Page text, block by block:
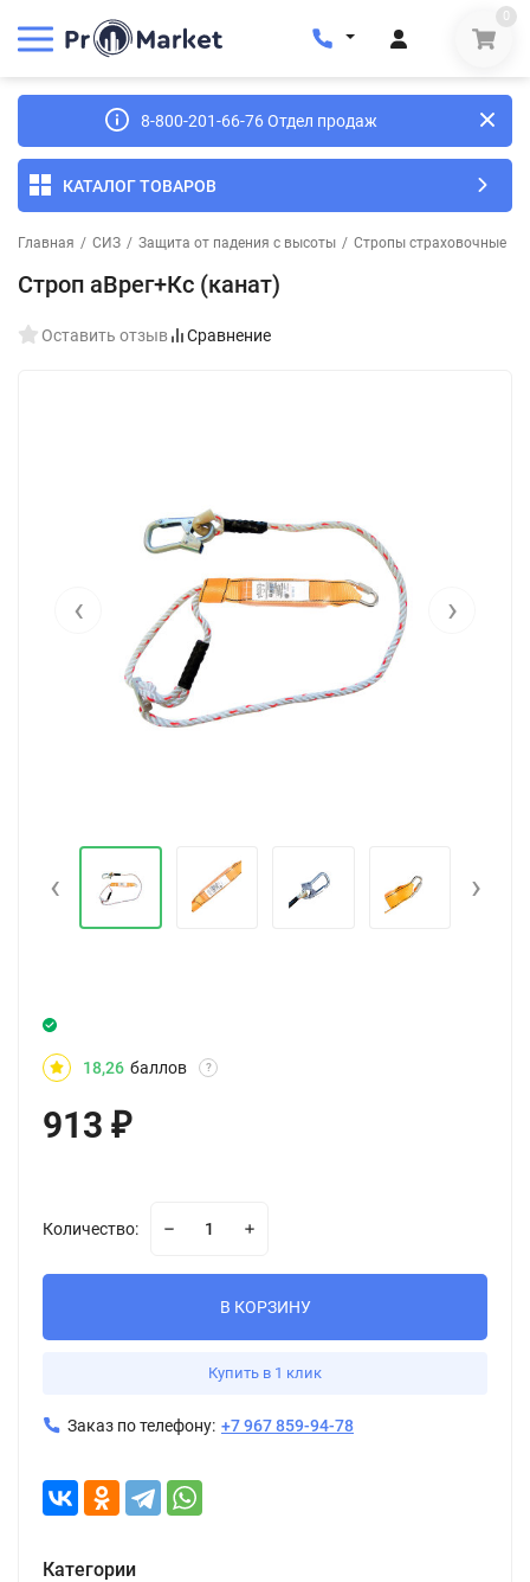
0
8-800-201-66-76 Отдел продаж
КАТАЛОГ ТОВАРОВ
Главная / СИЗ / Защита от падения с высоты / Стропы страховочные
Строп аВрег+Кс (канат)
Оставить отзыв Сравнение
‹ ›
‹ ›
18,26 баллов ?
913 ₽
Количество:
В КОРЗИНУ
Купить в 1 клик
Заказ по телефону: +7 967 859-94-78
Категории